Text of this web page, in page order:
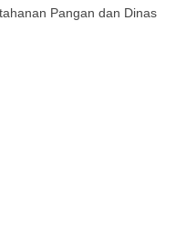
Pangan dan Dinas